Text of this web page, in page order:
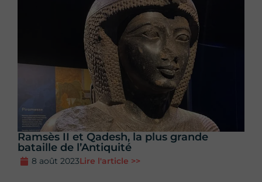
Ramsès II et Qadesh, la plus grande
bataille de l’Antiquité
8 août 2023Lire l'article >>